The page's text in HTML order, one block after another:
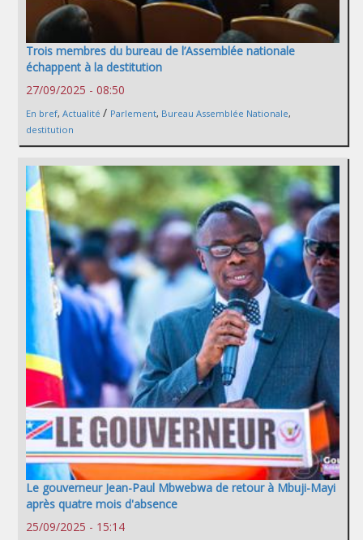
Trois membres du bureau de l’Assemblée nationale
échappent à la destitution
27/09/2025 - 08:50
En bref, Actualité / Parlement, Bureau Assemblée Nationale,
destitution
Le gouverneur Jean-Paul Mbwebwa de retour à Mbuji-Mayi
après quatre mois d'absence
25/09/2025 - 15:14